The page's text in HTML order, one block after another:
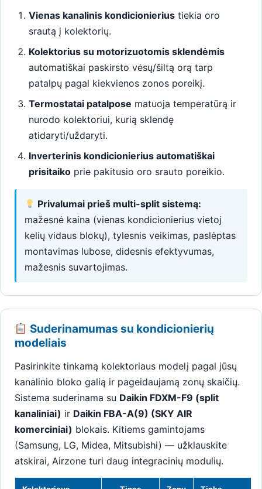
Vienas kanalinis kondicionierius tiekia oro
srautą į kolektorių.
Kolektorius su motorizuotomis sklendėmis
automatiškai paskirsto vėsų/šiltą orą tarp
patalpų pagal kiekvienos zonos poreikį.
Termostatai patalpose matuoja temperatūrą ir
nurodo kolektoriui, kurią sklendę
atidaryti/uždaryti.
Inverterinis kondicionierius automatiškai
prisitaiko prie pakitusio oro srauto poreikio.
Privalumai prieš multi-split sistemą:
mažesnė kaina (vienas kondicionierius vietoj
kelių vidaus blokų), tylesnis veikimas, paslėptas
montavimas lubose, didesnis efektyvumas,
mažesnis suvartojimas.
Suderinamumas su kondicionierių
modeliais
Pasirinkite tinkamą kolektoriaus modelį pagal jūsų
kanalinio bloko galią ir pageidaujamą zonų skaičių.
Sistema suderinama su Daikin FDXM-F9 (split
kanaliniai) ir Daikin FBA-A(9) (SKY AIR
komerciniai) blokais. Kitiems gamintojams
(Samsung, LG, Midea, Mitsubishi) — užklauskite
atskirai, Airzone turi daug integracinių modulių.